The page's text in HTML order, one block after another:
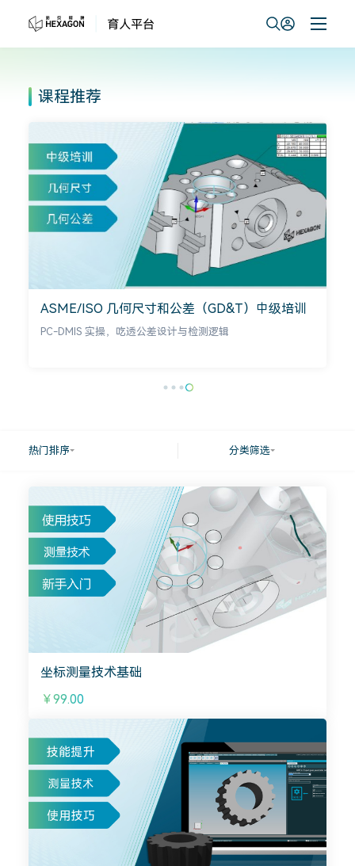
课程推荐
【应用技巧】搞定复杂曲面扫描、高效编程与自
定义报告（PC-DMIS 高级应用）
热门排序 分类筛选
坐标测量技术基础
￥99.00